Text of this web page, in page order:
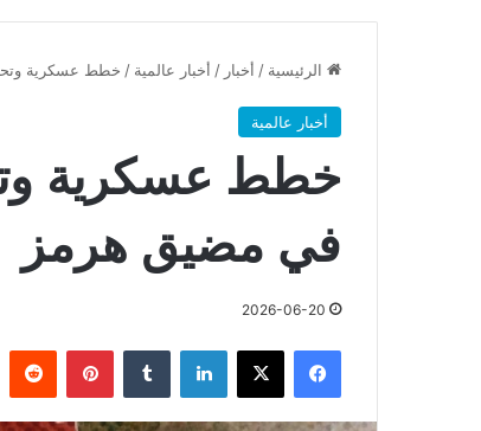
الرئيسية / أخبار / أخبار عالمية / خطط عسكرية
أخبار عالمية
خطط عسكرية
في مضيق هرمز
2026-06-20
فيسبوك X لينكدإن بينتيريست